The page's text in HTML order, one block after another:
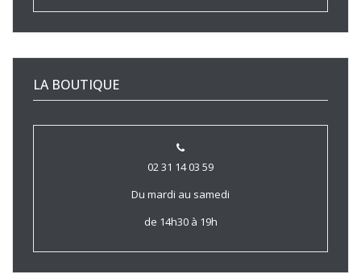
LA BOUTIQUE
02 31 14 03 59
Du mardi au samedi
de 14h30 à 19h